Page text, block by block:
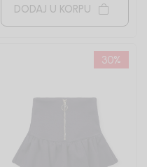
DODAJ U KORPU
30%